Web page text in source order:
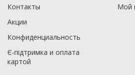
Контакты
Акции
Конфиденциальность
Є-підтримка и оплата
картой
Мой